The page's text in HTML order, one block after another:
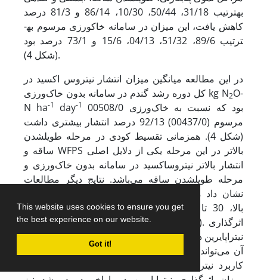
This website uses cookies to ensure you get
the best experience on our website.
Got it!
به­ترتیب 31/18، 50/44، 10/30، 86/14 و 81/3 درصد
کاهش یافت، این میزان در سامانه خاک­ورزی مرسوم به­
ترتیب 89/6، 51/32، 04/13، 15/6 و 73/1 درصد بود
(شکل 4).
در این مطالعه میانگین میزان انتشار نیتروس اکسید در
کل دوره رشد گندم در سامانه بدون خاک‌ورزی kg N2O-
N ha-1 day-1
00508/0 بود که نسبت به خاک‌ورزی
مرسوم (00437/0) 92/13 درصد انتشار بیشتری داشت
(شکل 4). همزمانی تقسیط کودی در مرحله طویل­شدن
ساقه و WFPS بالاتر در این مرحله یکی از دلایل اصلی
انتشار بالاتر نیتروس­اکسید در سامانه بدون خاک‌ورزی و
مرحله طویل­شدن ساقه می‌باشد. نتایج دیگر مطالعات
نشان داد میزان انتشار نیتروس­اکسید در شرایط بدون
خاک‌ورزی و WFPS بالا، 30 تا 200 درصد بیشتر از
خاک‌ورزی مرسوم بود (Graveet
., 2018). اثرگذاری
نیتراپایرین در مرحله طویل­شدن ساقه بالاترین بود که علت
آن می‌تواند به دلیل هم‌زمانی تقسیط کاربرد کود اوره و
کاربرد نیتراپایرین در این مرحله نموی باشد و کاهش